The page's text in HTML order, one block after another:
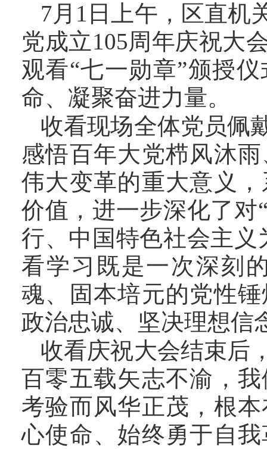
7月1日上午，区直机
党成立105周年庆祝大
观看“七一勋章”颁授仪
命、凝聚奋进力量。
收看现场全体党员佩
感悟百年大党栉风沐
伟大变革的重大意义
价值，进一步深化了
行、中国特色社会主
看学习既是一次深刻
魂、固本培元的党性
政治忠诚、坚决理想信
收看庆祝大会结束后
百零五载矢志不渝，
考验而风华正茂，根
心使命、始终勇于自